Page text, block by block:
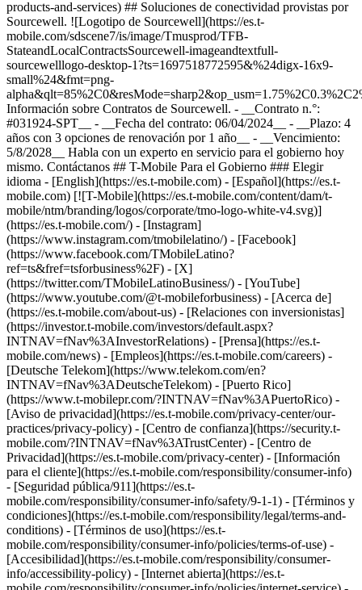
products-and-services) ## Soluciones de conectividad provistas por
Sourcewell. ![Logotipo de Sourcewell](https://es.t-
mobile.com/sdscene7/is/image/Tmusprod/TFB-
StateandLocalContractsSourcewell-imageandtextfull-
sourcewelllogo-desktop-1?ts=1697518772595&%24digx-16x9-
small%24&fmt=png-
Información sobre Contratos de Sourcewell. - __Contrato n.°:
#031924-SPT__ - __Fecha del contrato: 06/04/2024__ - __Plazo: 4
años con 3 opciones de renovación por 1 año__ - __Vencimiento:
5/8/2028__ Habla con un experto en servicio para el gobierno hoy
mismo. Contáctanos ## T-Mobile Para el Gobierno ### Elegir
idioma - [English](https://es.t-mobile.com) - [Español](https://es.t-
mobile.com) [![T-Mobile](https://es.t-mobile.com/content/dam/t-
mobile/ntm/branding/logos/corporate/tmo-logo-white-v4.svg)]
(https://es.t-mobile.com/) - [Instagram]
(https://www.instagram.com/tmobilelatino/) - [Facebook]
(https://www.facebook.com/TMobileLatino?
ref=ts&fref=tsforbusiness%2F) - [X]
(https://twitter.com/TMobileLatinoBusiness/) - [YouTube]
(https://www.youtube.com/@t-mobileforbusiness) - [Acerca de]
(https://es.t-mobile.com/about-us) - [Relaciones con inversionistas]
(https://investor.t-mobile.com/investors/default.aspx?
INTNAV=fNav%3AInvestorRelations) - [Prensa](https://es.t-
mobile.com/news) - [Empleos](https://es.t-mobile.com/careers) -
[Deutsche Telekom](https://www.telekom.com/en?
INTNAV=fNav%3ADeutscheTelekom) - [Puerto Rico]
(https://www.t-mobilepr.com/?INTNAV=fNav%3APuertoRico) -
[Aviso de privacidad](https://es.t-mobile.com/privacy-center/our-
practices/privacy-policy) - [Centro de confianza](https://security.t-
mobile.com/?INTNAV=fNav%3ATrustCenter) - [Centro de
Privacidad](https://es.t-mobile.com/privacy-center) - [Información
para el cliente](https://es.t-mobile.com/responsibility/consumer-info)
- [Seguridad pública/911](https://es.t-
mobile.com/responsibility/consumer-info/safety/9-1-1) - [Términos y
condiciones](https://es.t-mobile.com/responsibility/legal/terms-and-
conditions) - [Términos de uso](https://es.t-
mobile.com/responsibility/consumer-info/policies/terms-of-use) -
[Accesibilidad](https://es.t-mobile.com/responsibility/consumer-
info/accessibility-policy) - [Internet abierta](https://es.t-